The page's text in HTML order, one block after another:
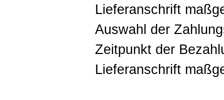
Lieferanschrift
Auswahl der
Zeitpunkt der
Lieferanschrift